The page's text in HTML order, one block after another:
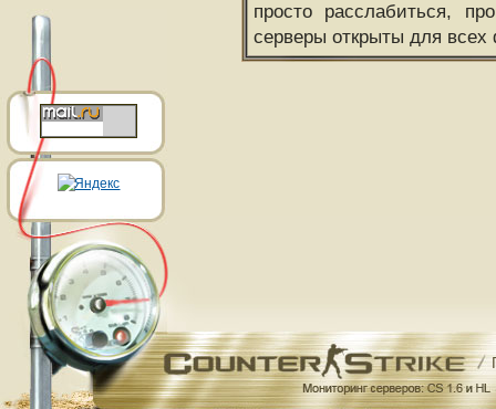
просто расслабиться,
серверы открыты для всех